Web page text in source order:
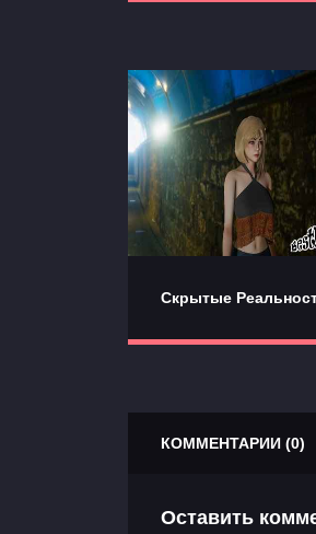
Скрытые
КОММЕНТАРИИ (0)
Оставить